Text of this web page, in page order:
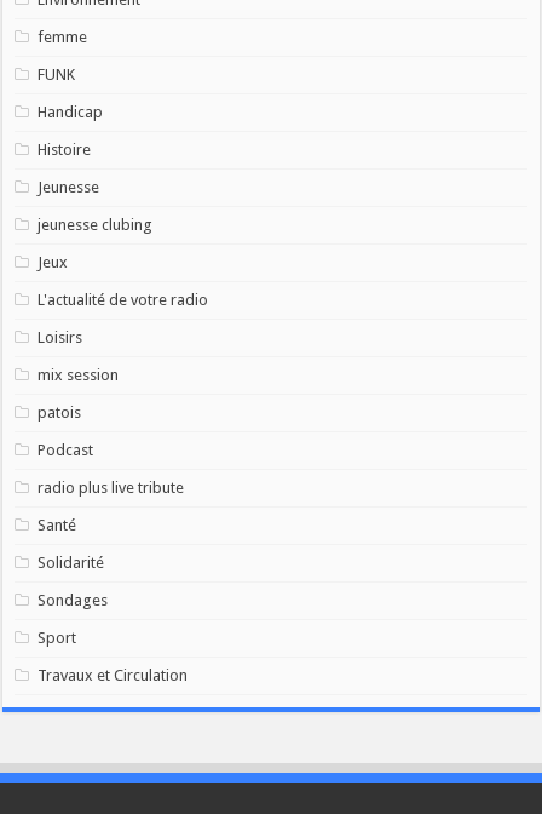
femme
FUNK
Handicap
Histoire
Jeunesse
jeunesse clubing
Jeux
L'actualité de votre radio
Loisirs
mix session
patois
Podcast
radio plus live tribute
Santé
Solidarité
Sondages
Sport
Travaux et Circulation